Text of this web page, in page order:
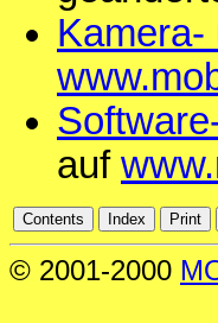
Kamera-
auf
© 2001-2000